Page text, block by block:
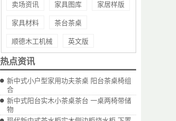
卖场资讯 家具图库 家居样版
家具材料 茶台茶桌
顺德木工机械 英文版
热点资讯
新中式小户型家用功夫茶桌 阳台茶桌椅组
合
新中式阳台实木小茶桌茶台 一桌两椅带储
物